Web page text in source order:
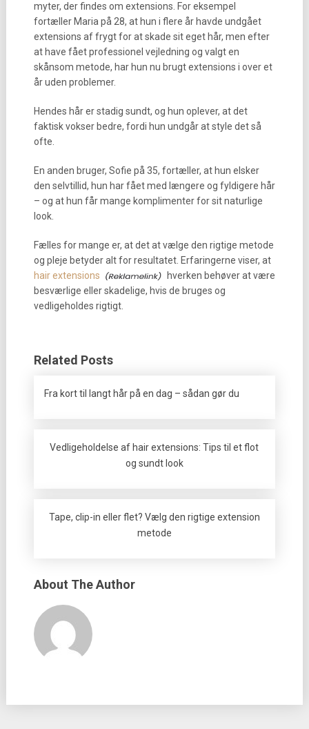
myter, der findes om extensions. For eksempel
fortæller Maria på 28, at hun i flere år havde undgået
extensions af frygt for at skade sit eget hår, men efter
at have fået professionel vejledning og valgt en
skånsom metode, har hun nu brugt extensions i over et
år uden problemer.
Hendes hår er stadig sundt, og hun oplever, at det
faktisk vokser bedre, fordi hun undgår at style det så
ofte.
En anden bruger, Sofie på 35, fortæller, at hun elsker
den selvtillid, hun har fået med længere og fyldigere hår
– og at hun får mange komplimenter for sit naturlige
look.
Fælles for mange er, at det at vælge den rigtige metode
og pleje betyder alt for resultatet. Erfaringerne viser, at
hair extensions
hverken behøver at være
besværlige eller skadelige, hvis de bruges og
vedligeholdes rigtigt.
Related Posts
Fra kort til langt hår på en dag – sådan gør du
Vedligeholdelse af hair extensions: Tips til et flot
og sundt look
Tape, clip-in eller flet? Vælg den rigtige extension
metode
About The Author